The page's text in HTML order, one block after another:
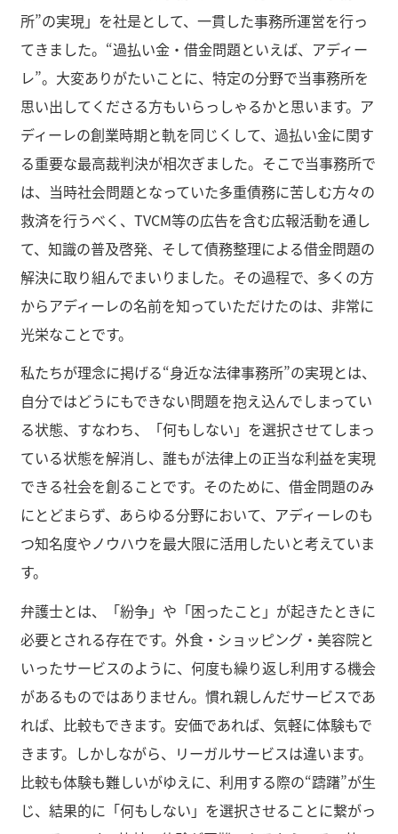
所”の実現」を社是として、一貫した事務所運営を行っ
てきました。“過払い金・借金問題といえば、アディー
レ”。大変ありがたいことに、特定の分野で当事務所を
思い出してくださる方もいらっしゃるかと思います。ア
ディーレの創業時期と軌を同じくして、過払い金に関す
る重要な最高裁判決が相次ぎました。そこで当事務所で
は、当時社会問題となっていた多重債務に苦しむ方々の
救済を行うべく、TVCM等の広告を含む広報活動を通し
て、知識の普及啓発、そして債務整理による借金問題の
解決に取り組んでまいりました。その過程で、多くの方
からアディーレの名前を知っていただけたのは、非常に
光栄なことです。
私たちが理念に掲げる“身近な法律事務所”の実現とは、
自分ではどうにもできない問題を抱え込んでしまってい
る状態、すなわち、「何もしない」を選択させてしまっ
ている状態を解消し、誰もが法律上の正当な利益を実現
できる社会を創ることです。そのために、借金問題のみ
にとどまらず、あらゆる分野において、アディーレのも
つ知名度やノウハウを最大限に活用したいと考えていま
す。
弁護士とは、「紛争」や「困ったこと」が起きたときに
必要とされる存在です。外食・ショッピング・美容院と
いったサービスのように、何度も繰り返し利用する機会
があるものではありません。慣れ親しんだサービスであ
れば、比較もできます。安価であれば、気軽に体験もで
きます。しかしながら、リーガルサービスは違います。
比較も体験も難しいがゆえに、利用する際の“躊躇”が生
じ、結果的に「何もしない」を選択させることに繋がっ